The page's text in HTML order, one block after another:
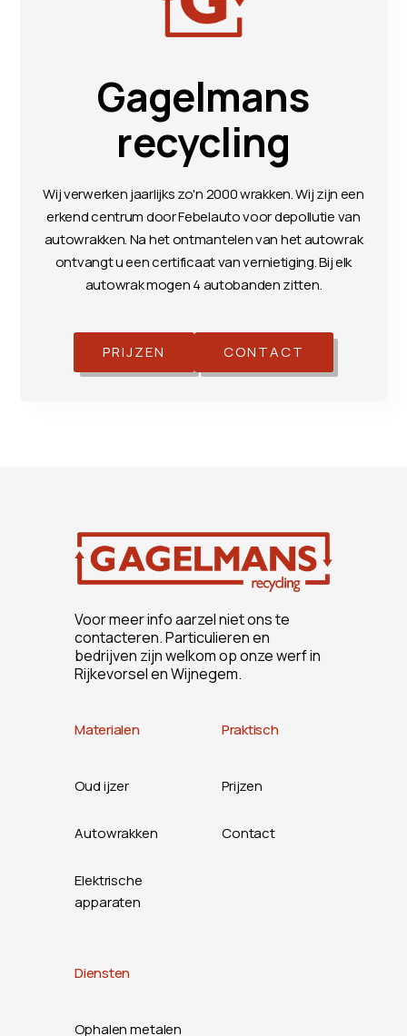
Gagelmans
recycling
Wij verwerken jaarlijks zo'n 2000 wrakken. Wij zijn een
erkend centrum door Febelauto voor depollutie van
autowrakken. Na het ontmantelen van het autowrak
ontvangt u een certificaat van vernietiging. Bij elk
autowrak mogen 4 autobanden zitten.
PRIJZEN CONTACT
Voor meer info aarzel niet ons te
contacteren. Particulieren en
bedrijven zijn welkom op onze werf in
Rijkevorsel en Wijnegem.
Materialen
Oud ijzer
Autowrakken
Elektrische
apparaten
Praktisch
Prijzen
Contact
Diensten
Ophalen metalen